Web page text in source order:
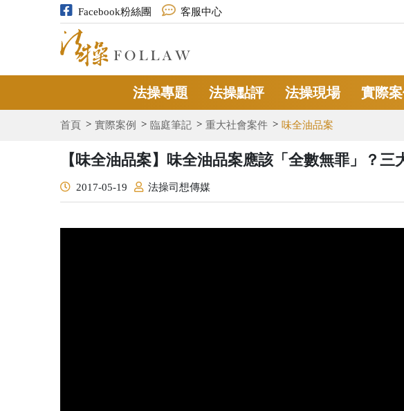
Facebook粉絲團 客服中心
法操專題 法操點評 法操現場 實際案
首頁 實際案例 臨庭筆記 重大社會案件 味全油品案
【味全油品案】味全油品案應該「全數無罪」？三
2017-05-19 法操司想傳媒